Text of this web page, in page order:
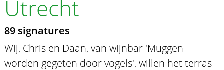
Utrecht
89 signatures
Wij, Chris en Daan, van wijnbar 'Muggen
worden gegeten door vogels', willen het terras